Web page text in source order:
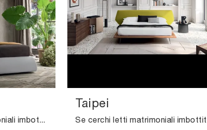
Se desideri letti matrimoniali imbottiti, ti presentiamo il modello Lenny in tessuto per impreziosire la zona notte.
Taipei